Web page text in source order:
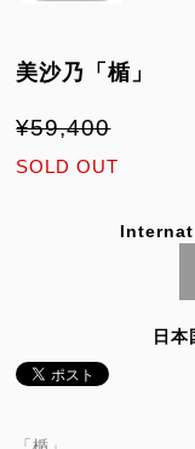
美沙乃「楯」
¥59,400
SOLD OUT
日